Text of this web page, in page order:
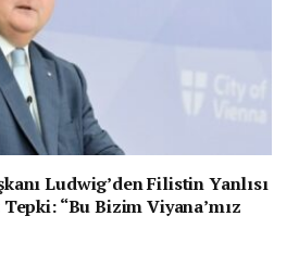
Ludwig’den Filistin Yanlısı
“Bu Bizim Viyana’mız